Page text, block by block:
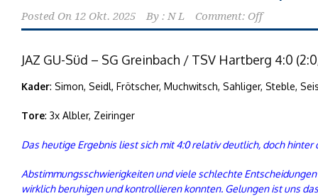
Posted On 12 Okt. 2025 By : N L Comment: Off
JAZ GU-Süd – SG Greinbach / TSV Hartberg 4:0
Kader: Simon, Seidl, Frötscher, Muchwitsch, Sahliger, Steble,
Tore: 3x Albler, Zeiringer
Das heutige Ergebnis liest sich mit 4:0 relativ deutlich, doch
Abstimmungsschwierigkeiten und viele schlechte
wirklich beruhigen und kontrollieren konnten. Gelungen ist uns